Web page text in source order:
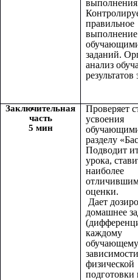
правильное
выполнение
заданий.
анализ
Заключительная
часть
5 мин
Проверяет
усвоения
разделу
Подводит
урока,
наиболее
оценки.
Дает
домашнее
каждому
физической
подготовки